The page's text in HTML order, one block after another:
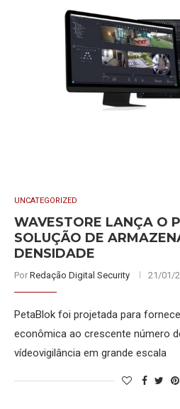
UNCATEGORIZED
WAVESTORE LANÇA O
SOLUÇÃO DE
DENSIDADE
Por Redação Digital Security 21/01/
PetaBlok foi projetada para
econômica ao crescente número
vídeovigilância em grande escala